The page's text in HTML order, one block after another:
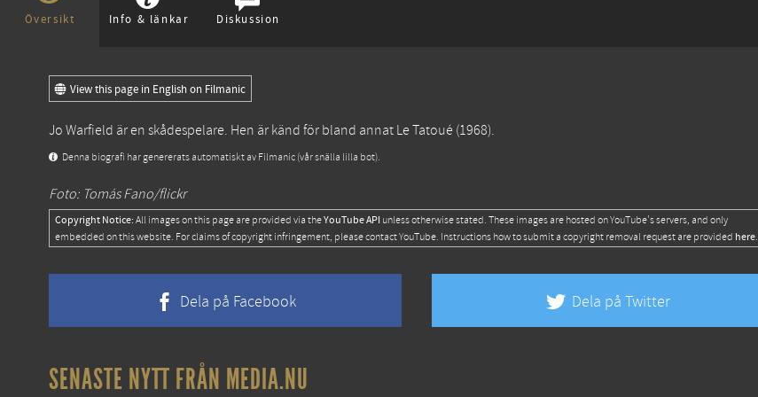
Översikt Info & länkar Diskussion
View this page in English on Filmanic
Jo Warfield är en skådespelare. Hen är känd för bland annat Le Tatoué (1968).
Denna biografi har genererats automatiskt av Filmanic (vår snälla lilla bot).
Foto: Tomás Fano/flickr
Copyright Notice: All images on this page are provided via theYouTube API unless otherwise stated. These images are hosted on YouTube's servers, and only
embedded on this website. For claims of copyright infringement, please contact YouTube. Instructions how to submit a copyright removal request are provided here.
Dela på Facebook Dela på Twitter
SENASTE NYTT FRÅN MEDIA.NU